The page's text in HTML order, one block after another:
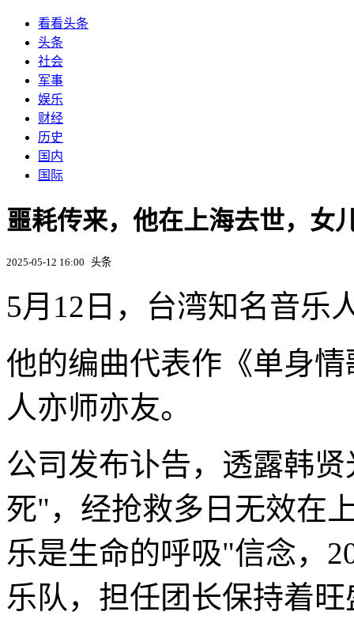
看看头条
头条
社会
军事
娱乐
财经
历史
国内
国际
噩耗传来，他在上海去世，女
2025-05-12 16:00 头条
5月12日，台湾知名音乐
他的编曲代表作《单身
人亦师亦友。
公司发布讣告，透露韩
死"，经抢救多日无效在
乐是生命的呼吸"信念，
乐队，担任团长保持着